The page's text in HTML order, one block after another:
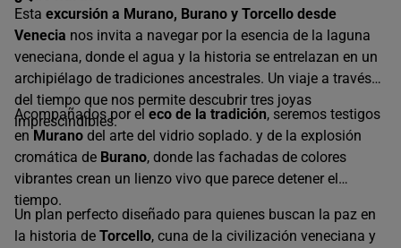
Esta excursión a Murano, Burano y Torcello desde
Venecia nos invita a navegar por la esencia de la laguna
veneciana, donde el agua y la historia se entrelazan en un
archipiélago de tradiciones ancestrales. Un viaje a través
del tiempo que nos permite descubrir tres joyas
imprescindibles.
Acompañados por el eco de la tradición, seremos testigos
en Murano del arte del vidrio soplado. y de la explosión
cromática de Burano, donde las fachadas de colores
vibrantes crean un lienzo vivo que parece detener el
tiempo.
Un plan perfecto diseñado para quienes buscan la paz en
la historia de Torcello, cuna de la civilización veneciana y